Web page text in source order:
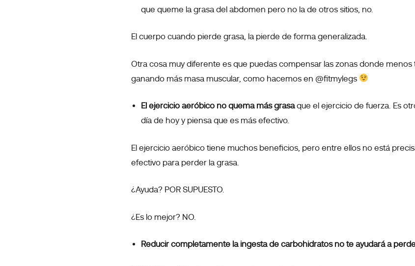
que queme la grasa del abdomen pero no la de otros sitios, no.
El cuerpo cuando pierde grasa, la pierde de forma generalizada.
Otra cosa muy diferente es que puedas compensar las zonas donde
ganando más masa muscular, como hacemos en @fitmylegs
El ejercicio aeróbico no quema más grasaque el ejercicio de fuerza. Es
día de hoy y piensa que es más efectivo.
El ejercicio aeróbico tiene muchos beneficios, pero entre ellos no está
efectivo para perder la grasa.
¿Ayuda? POR SUPUESTO.
¿Es lo mejor? NO.
Reducir completamente la ingesta de carbohidratos no te ayudará a